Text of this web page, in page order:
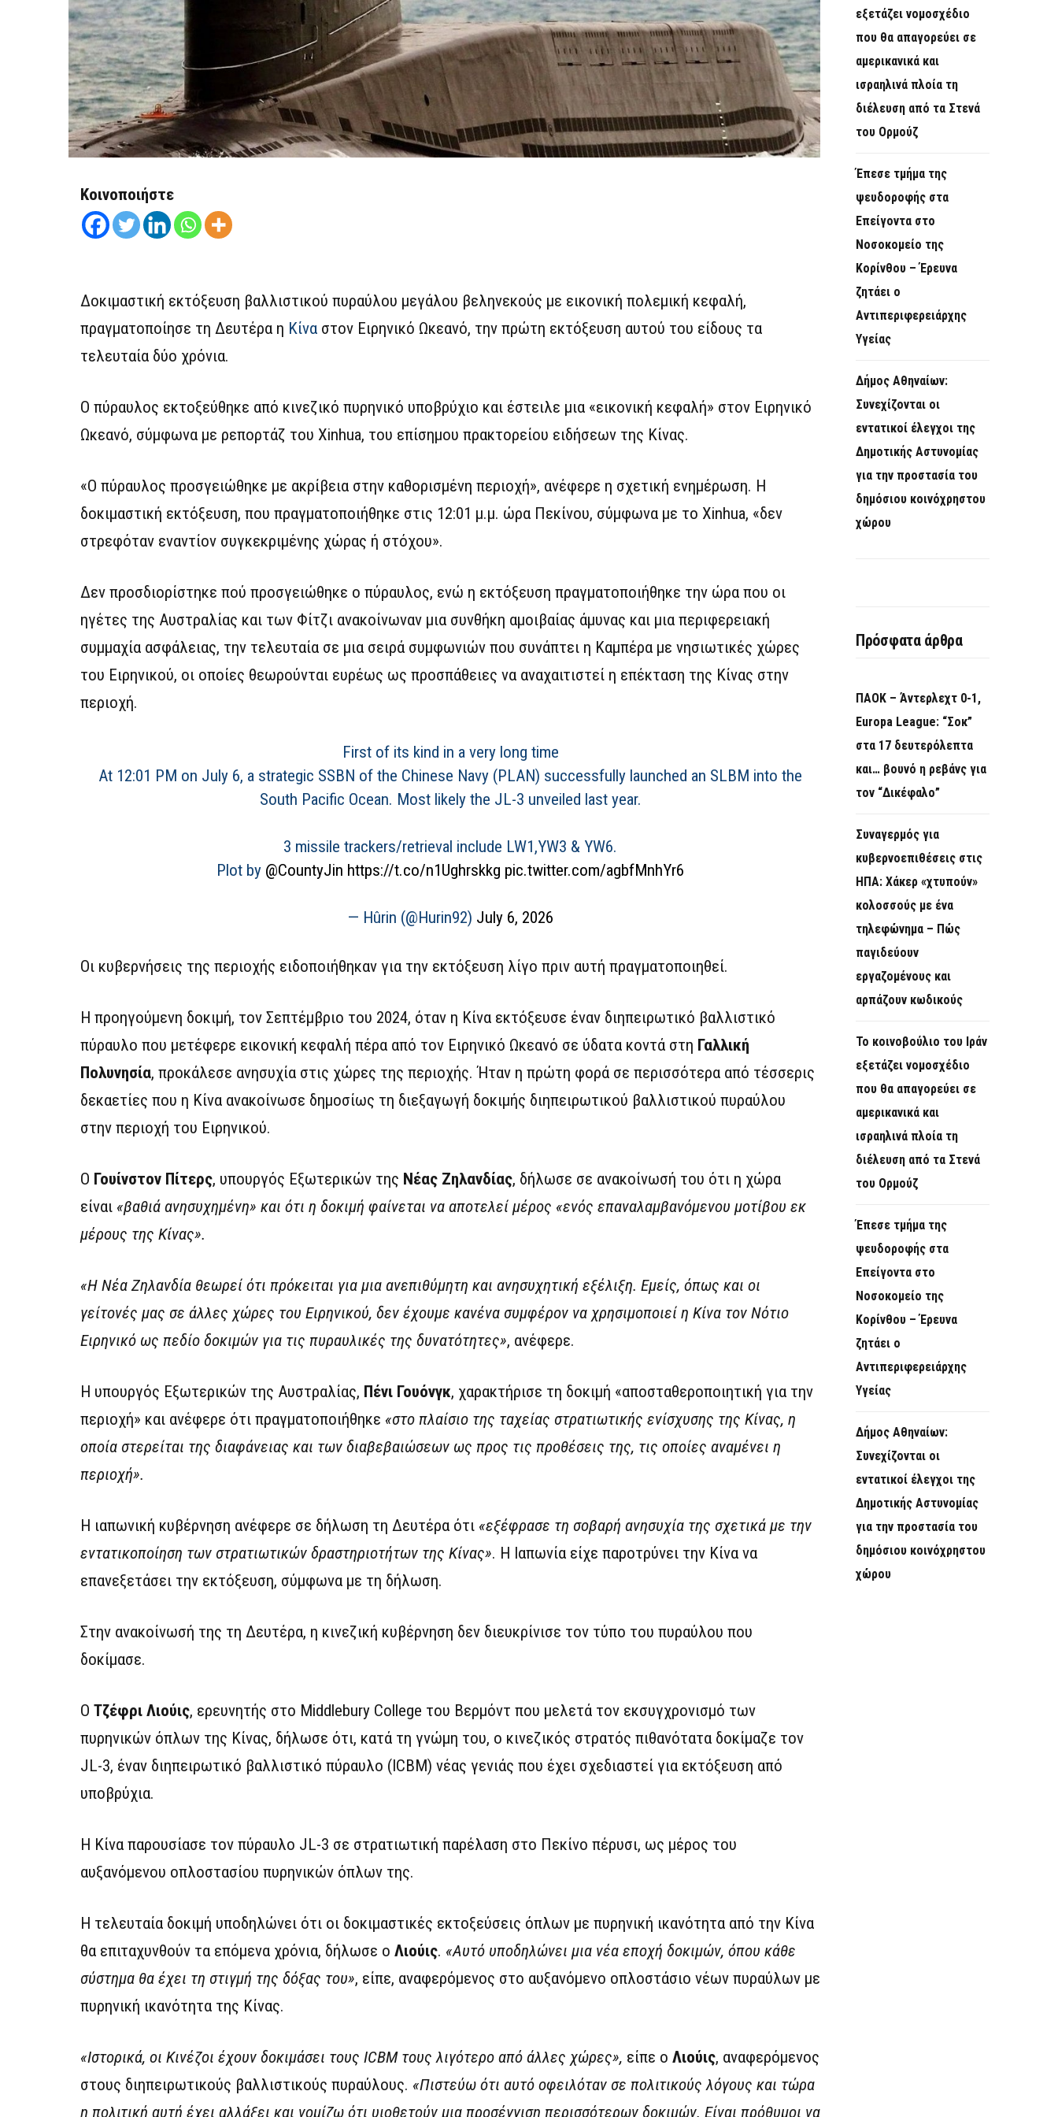
Κοινοποιήστε
Δοκιμαστική εκτόξευση βαλλιστικού πυραύλου μεγάλου βεληνεκούς με εικονική πολεμική κεφαλή,
πραγματοποίησε τη Δευτέρα η Κίνα στον Ειρηνικό Ωκεανό, την πρώτη εκτόξευση αυτού του είδους τα
τελευταία δύο χρόνια.
Ο πύραυλος εκτοξεύθηκε από κινεζικό πυρηνικό υποβρύχιο και έστειλε μια «εικονική κεφαλή» στον Ειρηνικό
Ωκεανό, σύμφωνα με ρεπορτάζ του Xinhua, του επίσημου πρακτορείου ειδήσεων της Κίνας.
«Ο πύραυλος προσγειώθηκε με ακρίβεια στην καθορισμένη περιοχή», ανέφερε η σχετική ενημέρωση. Η
δοκιμαστική εκτόξευση, που πραγματοποιήθηκε στις 12:01 μ.μ. ώρα Πεκίνου, σύμφωνα με το Xinhua, «δεν
στρεφόταν εναντίον συγκεκριμένης χώρας ή στόχου».
Δεν προσδιορίστηκε πού προσγειώθηκε ο πύραυλος, ενώ η εκτόξευση πραγματοποιήθηκε την ώρα που οι
ηγέτες της Αυστραλίας και των Φίτζι ανακοίνωναν μια συνθήκη αμοιβαίας άμυνας και μια περιφερειακή
συμμαχία ασφάλειας, την τελευταία σε μια σειρά συμφωνιών που συνάπτει η Καμπέρα με νησιωτικές χώρες
του Ειρηνικού, οι οποίες θεωρούνται ευρέως ως προσπάθειες να αναχαιτιστεί η επέκταση της Κίνας στην
περιοχή.
First of its kind in a very long time
At 12:01 PM on July 6, a strategic SSBN of the Chinese Navy (PLAN) successfully launched an SLBM into the
South Pacific Ocean. Most likely the JL-3 unveiled last year.
3 missile trackers/retrieval include LW1,YW3 & YW6.
Plot by @CountyJin https://t.co/n1Ughrskkg pic.twitter.com/agbfMnhYr6
— Hûrin (@Hurin92) July 6, 2026
Οι κυβερνήσεις της περιοχής ειδοποιήθηκαν για την εκτόξευση λίγο πριν αυτή πραγματοποιηθεί.
Η προηγούμενη δοκιμή, τον Σεπτέμβριο του 2024, όταν η Κίνα εκτόξευσε έναν διηπειρωτικό βαλλιστικό
πύραυλο που μετέφερε εικονική κεφαλή πέρα από τον Ειρηνικό Ωκεανό σε ύδατα κοντά στη Γαλλική
Πολυνησία, προκάλεσε ανησυχία στις χώρες της περιοχής. Ήταν η πρώτη φορά σε περισσότερα από τέσσερις
δεκαετίες που η Κίνα ανακοίνωσε δημοσίως τη διεξαγωγή δοκιμής διηπειρωτικού βαλλιστικού πυραύλου
στην περιοχή του Ειρηνικού.
Ο Γουίνστον Πίτερς, υπουργός Εξωτερικών της Νέας Ζηλανδίας, δήλωσε σε ανακοίνωσή του ότι η χώρα
είναι «βαθιά ανησυχημένη» και ότι η δοκιμή φαίνεται να αποτελεί μέρος «ενός επαναλαμβανόμενου μοτίβου εκ
μέρους της Κίνας».
«Η Νέα Ζηλανδία θεωρεί ότι πρόκειται για μια ανεπιθύμητη και ανησυχητική εξέλιξη. Εμείς, όπως και οι
γείτονές μας σε άλλες χώρες του Ειρηνικού, δεν έχουμε κανένα συμφέρον να χρησιμοποιεί η Κίνα τον Νότιο
Ειρηνικό ως πεδίο δοκιμών για τις πυραυλικές της δυνατότητες», ανέφερε.
Η υπουργός Εξωτερικών της Αυστραλίας, Πένι Γουόνγκ, χαρακτήρισε τη δοκιμή «αποσταθεροποιητική για την
περιοχή» και ανέφερε ότι πραγματοποιήθηκε «στο πλαίσιο της ταχείας στρατιωτικής ενίσχυσης της Κίνας, η
οποία στερείται της διαφάνειας και των διαβεβαιώσεων ως προς τις προθέσεις της, τις οποίες αναμένει η
περιοχή».
Η ιαπωνική κυβέρνηση ανέφερε σε δήλωση τη Δευτέρα ότι «εξέφρασε τη σοβαρή ανησυχία της σχετικά με την
εντατικοποίηση των στρατιωτικών δραστηριοτήτων της Κίνας». Η Ιαπωνία είχε παροτρύνει την Κίνα να
επανεξετάσει την εκτόξευση, σύμφωνα με τη δήλωση.
Στην ανακοίνωσή της τη Δευτέρα, η κινεζική κυβέρνηση δεν διευκρίνισε τον τύπο του πυραύλου που
δοκίμασε.
Ο Τζέφρι Λιούις, ερευνητής στο Middlebury College του Βερμόντ που μελετά τον εκσυγχρονισμό των
πυρηνικών όπλων της Κίνας, δήλωσε ότι, κατά τη γνώμη του, ο κινεζικός στρατός πιθανότατα δοκίμαζε τον
JL-3, έναν διηπειρωτικό βαλλιστικό πύραυλο (ICBM) νέας γενιάς που έχει σχεδιαστεί για εκτόξευση από
υποβρύχια.
Η Κίνα παρουσίασε τον πύραυλο JL-3 σε στρατιωτική παρέλαση στο Πεκίνο πέρυσι, ως μέρος του
αυξανόμενου οπλοστασίου πυρηνικών όπλων της.
Η τελευταία δοκιμή υποδηλώνει ότι οι δοκιμαστικές εκτοξεύσεις όπλων με πυρηνική ικανότητα από την Κίνα
θα επιταχυνθούν τα επόμενα χρόνια, δήλωσε ο Λιούις. «Αυτό υποδηλώνει μια νέα εποχή δοκιμών, όπου κάθε
σύστημα θα έχει τη στιγμή της δόξας του», είπε, αναφερόμενος στο αυξανόμενο οπλοστάσιο νέων πυραύλων με
πυρηνική ικανότητα της Κίνας.
«Ιστορικά, οι Κινέζοι έχουν δοκιμάσει τους ICBM τους λιγότερο από άλλες χώρες», είπε ο Λιούις, αναφερόμενος
στους διηπειρωτικούς βαλλιστικούς πυραύλους. «Πιστεύω ότι αυτό οφειλόταν σε πολιτικούς λόγους και τώρα
η πολιτική αυτή έχει αλλάξει και νομίζω ότι υιοθετούν μια προσέγγιση περισσότερων δοκιμών. Είναι πρόθυμοι να
εξετάζει νομοσχέδιο
που θα απαγορεύει σε
αμερικανικά και
ισραηλινά πλοία τη
διέλευση από τα Στενά
του Ορμούζ
Έπεσε τμήμα της
ψευδοροφής στα
Επείγοντα στο
Νοσοκομείο της
Κορίνθου – Έρευνα
ζητάει ο
Αντιπεριφερειάρχης
Υγείας
Δήμος Αθηναίων:
Συνεχίζονται οι
εντατικοί έλεγχοι της
Δημοτικής Αστυνομίας
για την προστασία του
δημόσιου κοινόχρηστου
χώρου
Πρόσφατα άρθρα
ΠΑΟΚ – Άντερλεχτ 0-1,
Europa League: “Σοκ”
στα 17 δευτερόλεπτα
και… βουνό η ρεβάνς για
τον “Δικέφαλο”
Συναγερμός για
κυβερνοεπιθέσεις στις
ΗΠΑ: Χάκερ «χτυπούν»
κολοσσούς με ένα
τηλεφώνημα – Πώς
παγιδεύουν
εργαζομένους και
αρπάζουν κωδικούς
Το κοινοβούλιο του Ιράν
εξετάζει νομοσχέδιο
που θα απαγορεύει σε
αμερικανικά και
ισραηλινά πλοία τη
διέλευση από τα Στενά
του Ορμούζ
Έπεσε τμήμα της
ψευδοροφής στα
Επείγοντα στο
Νοσοκομείο της
Κορίνθου – Έρευνα
ζητάει ο
Αντιπεριφερειάρχης
Υγείας
Δήμος Αθηναίων:
Συνεχίζονται οι
εντατικοί έλεγχοι της
Δημοτικής Αστυνομίας
για την προστασία του
δημόσιου κοινόχρηστου
χώρου